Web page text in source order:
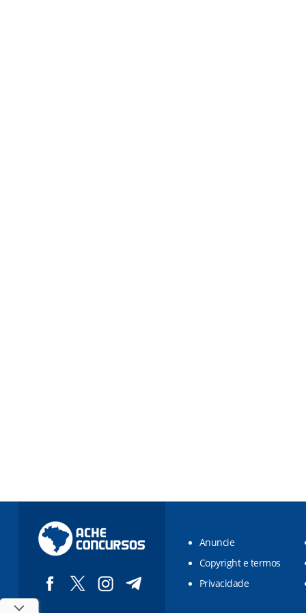
Anuncie
Copyright e termos
Privacidade